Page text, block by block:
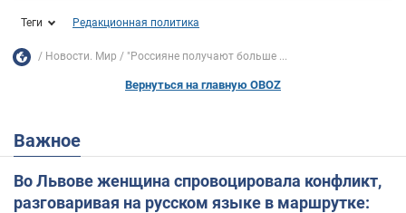
Теги Редакционная политика
Новости. Мир "Россияне получают больше ...
Вернуться на главную OBOZ
Важное
Во Львове женщина спровоцировала конфликт,
разговаривая на русском языке в маршрутке: